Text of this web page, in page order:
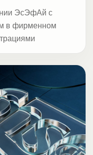
ЭсЭфАй с
в фирменном